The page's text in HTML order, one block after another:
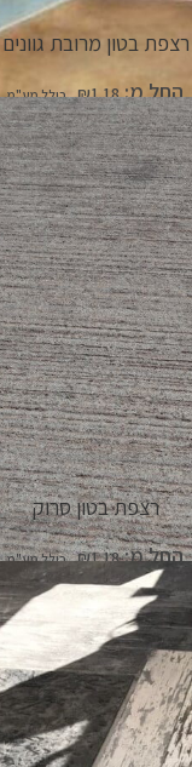
רצפת בטון מרובת גוונים
החל מ:
₪1.18
רצפת בטון סרוק
החל מ:
₪1.18